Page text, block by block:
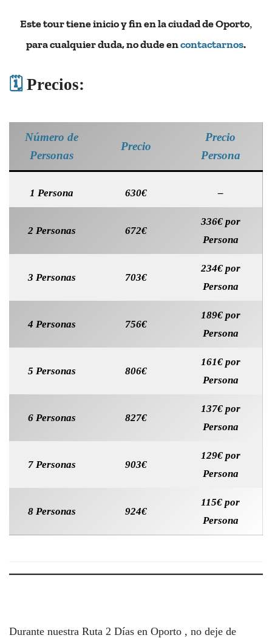
Este tour tiene inicio y fin en la ciudad de Oporto,
para cualquier duda, no dude encontactarnos.
🗓️ Precios:
Número de
Personas
Precio
Precio
Persona
1 Persona 630€ –
2 Personas 672€
336€ por
Persona
3 Personas 703€
234€ por
Persona
4 Personas 756€
189€ por
Persona
5 Personas 806€
161€ por
Persona
6 Personas 827€
137€ por
Persona
7 Personas 903€
129€ por
Persona
8 Personas 924€
115€ por
Persona
Durante nuestra Ruta 2 Días en Oporto , no deje de